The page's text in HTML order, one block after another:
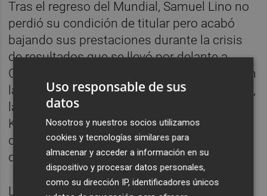
Tras el regreso del Mundial, Samuel Lino no
perdió su condición de titular pero acabó
bajando sus prestaciones durante la crisis
de resultados que se llevó por delante a
Gattuso, quemó a Voro y acabó recalando en
las manos de 'Pipo' Baraja. En ese momento,
la figura que proliferó fue la de Justin
Kluivert, que comenzó a ser el jugador más
diferencial ante la poca aportación del resto
de sus compañeros en ataque.
La lesión del holandés y Marcos André junto
Uso responsable de sus
datos
Nosotros y nuestros socios utilizamos
cookies y tecnologías similares para
almacenar y acceder a información en su
dispositivo y procesar datos personales,
como su dirección IP, identificadores únicos